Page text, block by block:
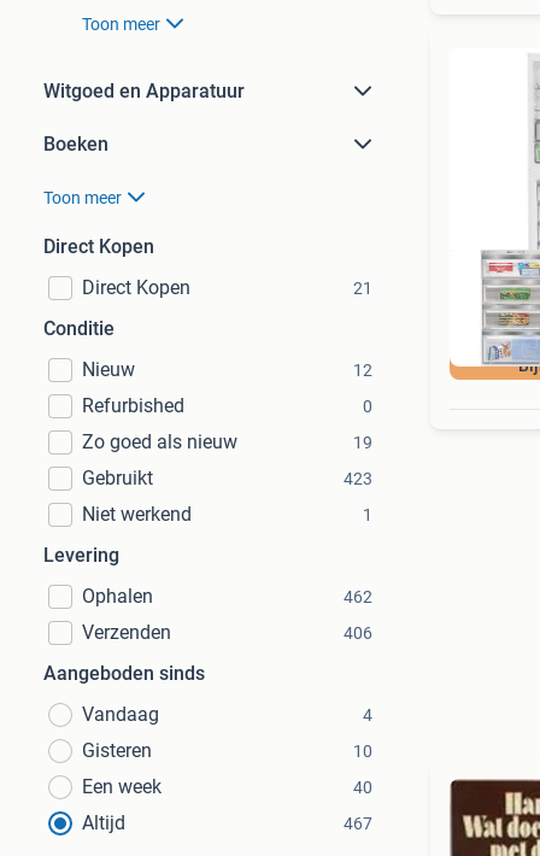
Toon meer
Witgoed en Apparatuur
Boeken
Toon meer
Direct Kopen
Direct Kopen
21
Conditie
Nieuw
12
Refurbished 0
Zo goed als nieuw 19
Gebruikt 423
Niet werkend 1
Levering
Ophalen
462
Verzenden 406
Aangeboden sinds
Vandaag
4
Gisteren 10
Een week 40
Altijd 467